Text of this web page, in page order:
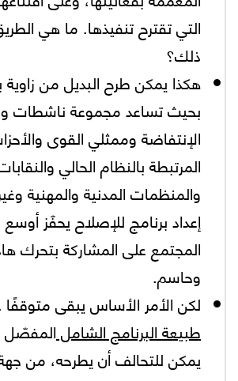
التي تقترح تنفيذها. ما هي
ذلك؟
هكذا يمكن طرح البديل من زاوية
بحيث تساعد مجموعة ناشطات
الإنتفاضة وممثلي القوى
المرتبطة بالنظام الحالي
والمنظمات المدنية والمهنية
إعداد برنامج للإصلاح يحفّز
المجتمع على المشاركة بتحرك
وحاسم.
لكن الأمر الأساس يبقى
طبيعة البرنامج الشاملالمفصّل
يمكن للتحالف أن يطرحه، من